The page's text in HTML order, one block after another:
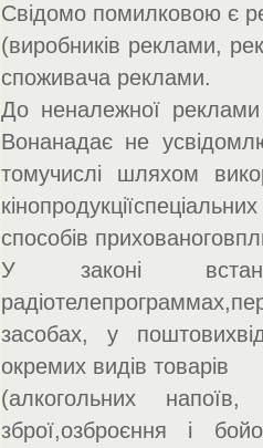
Свідомо помилковою є
(виробників реклами,
споживача реклами.
До неналежної
Вонанадає не
томучислі шляхом
способів
У законі
засобах, у
окремих видів товарів
(алкогольних
зброї,озброєння і